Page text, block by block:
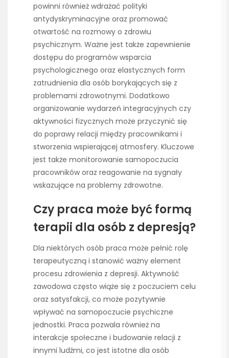
powinni również wdrażać polityki
antydyskryminacyjne oraz promować
otwartość na rozmowy o zdrowiu
psychicznym. Ważne jest także zapewnienie
dostępu do programów wsparcia
psychologicznego oraz elastycznych form
zatrudnienia dla osób borykających się z
problemami zdrowotnymi. Dodatkowo
organizowanie wydarzeń integracyjnych czy
aktywności fizycznych może przyczynić się
do poprawy relacji między pracownikami i
stworzenia wspierającej atmosfery. Kluczowe
jest także monitorowanie samopoczucia
pracowników oraz reagowanie na sygnały
wskazujące na problemy zdrowotne.
Czy praca może być formą
terapii dla osób z depresją?
Dla niektórych osób praca może pełnić rolę
terapeutyczną i stanowić ważny element
procesu zdrowienia z depresji. Aktywność
zawodowa często wiąże się z poczuciem celu
oraz satysfakcji, co może pozytywnie
wpływać na samopoczucie psychiczne
jednostki. Praca pozwala również na
interakcje społeczne i budowanie relacji z
innymi ludźmi, co jest istotne dla osób